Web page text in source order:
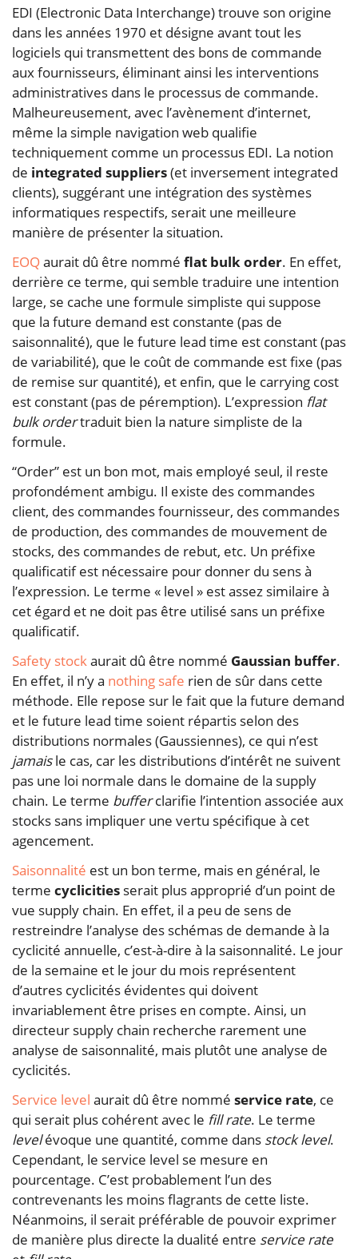
EDI (Electronic Data Interchange) trouve son origine
dans les années 1970 et désigne avant tout les
logiciels qui transmettent des bons de commande
aux fournisseurs, éliminant ainsi les interventions
administratives dans le processus de commande.
Malheureusement, avec l’avènement d’internet,
même la simple navigation web qualifie
techniquement comme un processus EDI. La notion
de integrated suppliers(et inversement integrated
clients), suggérant une intégration des systèmes
informatiques respectifs, serait une meilleure
manière de présenter la situation.
EOQaurait dû être nommé flat bulk order. En effet,
derrière ce terme, qui semble traduire une intention
large, se cache une formule simpliste qui suppose
que la future demand est constante (pas de
saisonnalité), que le future lead time est constant (pas
de variabilité), que le coût de commande est fixe (pas
de remise sur quantité), et enfin, que le carrying cost
est constant (pas de péremption). L’expression flat
bulk ordertraduit bien la nature simpliste de la
formule.
“Order” est un bon mot, mais employé seul, il reste
profondément ambigu. Il existe des commandes
client, des commandes fournisseur, des commandes
de production, des commandes de mouvement de
stocks, des commandes de rebut, etc. Un préfixe
qualificatif est nécessaire pour donner du sens à
l’expression. Le terme « level » est assez similaire à
cet égard et ne doit pas être utilisé sans un préfixe
qualificatif.
Safety stockaurait dû être nommé Gaussian buffer.
En effet, il n’y a nothing safe rien de sûr dans cette
méthode. Elle repose sur le fait que la future demand
et le future lead time soient répartis selon des
distributions normales (Gaussiennes), ce qui n’est
jamaisle cas, car les distributions d’intérêt ne suivent
pas une loi normale dans le domaine de la supply
chain. Le terme bufferclarifie l’intention associée aux
stocks sans impliquer une vertu spécifique à cet
agencement.
Saisonnalité est un bon terme, mais en général, le
terme cyclicities serait plus approprié d’un point de
vue supply chain. En effet, il a peu de sens de
restreindre l’analyse des schémas de demande à la
cyclicité annuelle, c’est-à-dire à la saisonnalité. Le jour
de la semaine et le jour du mois représentent
d’autres cyclicités évidentes qui doivent
invariablement être prises en compte. Ainsi, un
directeur supply chain recherche rarement une
analyse de saisonnalité, mais plutôt une analyse de
cyclicités.
Service level aurait dû être nommé service rate, ce
qui serait plus cohérent avec le fill rate. Le terme
levelévoque une quantité, comme dans stock level.
Cependant, le service level se mesure en
pourcentage. C’est probablement l’un des
contrevenants les moins flagrants de cette liste.
Néanmoins, il serait préférable de pouvoir exprimer
de manière plus directe la dualité entre service rate